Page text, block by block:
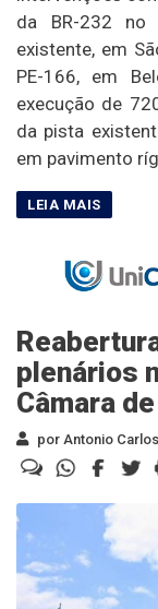
da BR-232
existente, em
PE-166, em
execução de
da pista
em pavimento
plenários
Câmara
por Antonio